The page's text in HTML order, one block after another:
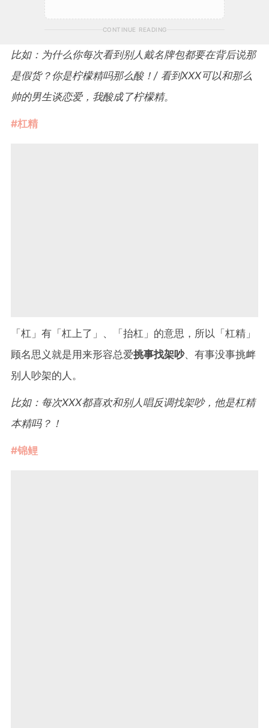
CONTINUE READING
比如：为什么你每次看到别人戴名牌包都要在背后说那
是假货？你是柠檬精吗那么酸！/ 看到XXX可以和那么
帅的男生谈恋爱，我酸成了柠檬精。
#杠精
「杠」有「杠上了」、「抬杠」的意思，所以「杠精」
顾名思义就是用来形容总爱挑事找架吵、有事没事挑衅
别人吵架的人。
比如：每次XXX都喜欢和别人唱反调找架吵，他是杠精
本精吗？！
#锦鲤